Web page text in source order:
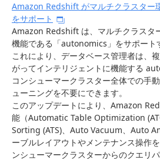
Amazon Redshift がマルチクラスター
をサポート
Amazon Redshift は、マルチクラスタ
機能である「autonomics」をサポート
これにより、データベース管理者は、
がってインテリジェントに機能する
コンシューマークラスター全体での手
ューニングを不要にできます。
このアップデートにより、Amazon
能（Automatic Table Optimization
Sorting (ATS)、Auto Vacuum、Auto
ーブルレイアウトやメンテナンス操作
ンシューマークラスターからのクエリ